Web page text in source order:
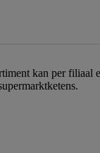
kan per filiaal